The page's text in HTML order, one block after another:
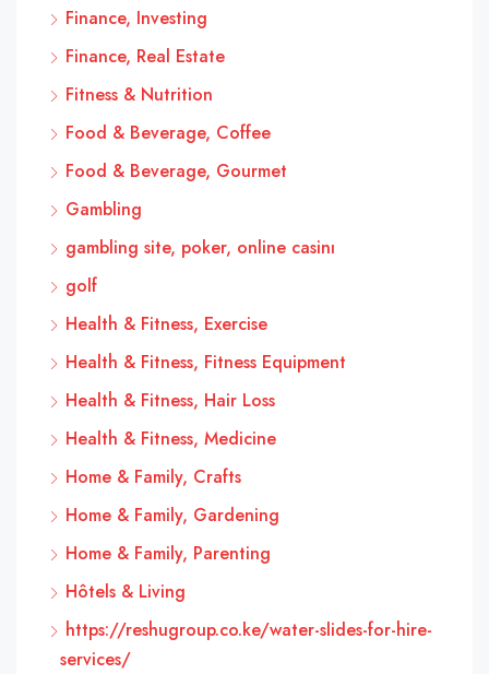
Finance, Investing
Finance, Real Estate
Fitness & Nutrition
Food & Beverage, Coffee
Food & Beverage, Gourmet
Gambling
gambling site, poker, online casinı
golf
Health & Fitness, Exercise
Health & Fitness, Fitness Equipment
Health & Fitness, Hair Loss
Health & Fitness, Medicine
Home & Family, Crafts
Home & Family, Gardening
Home & Family, Parenting
Hôtels & Living
https://reshugroup.co.ke/water-slides-for-hire-
services/